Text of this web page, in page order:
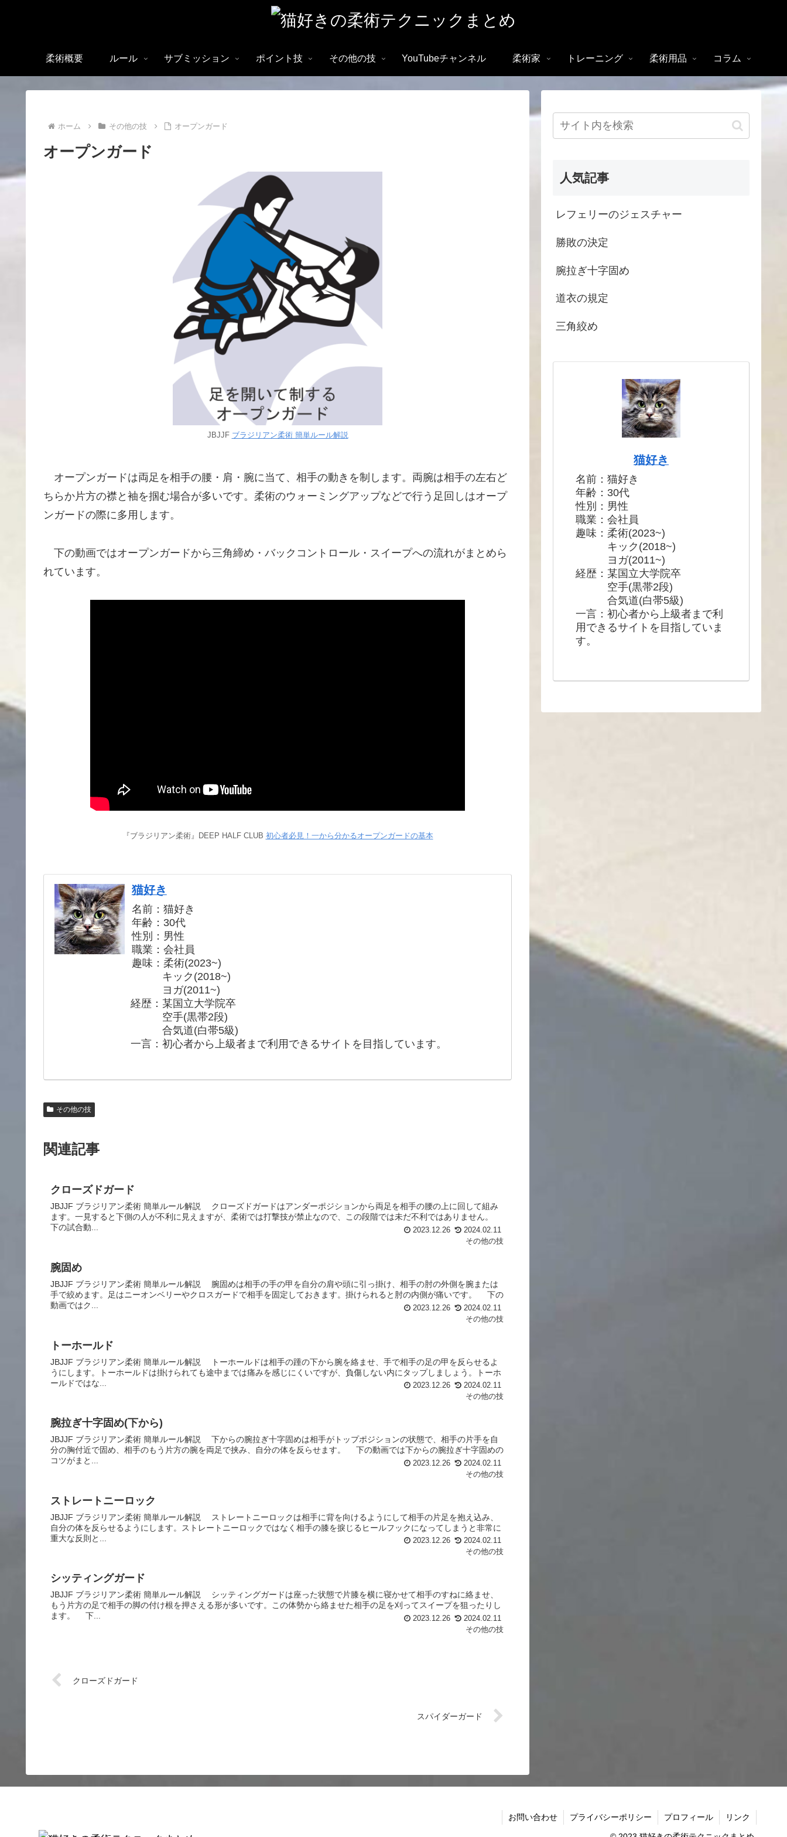
柔術概要 ルール サブミッション ポイント技 その他の技 YouTubeチャンネル 柔術家 トレーニング 柔術用品 コラム
ホーム その他の技 オープンガード
オープンガード
JBJJF ブラジリアン柔術 簡単ルール解説
オープンガードは両足を相手の腰・肩・腕に当て、相手の動きを制します。両腕は相手の左右ど
ちらか片方の襟と袖を掴む場合が多いです。柔術のウォーミングアップなどで行う足回しはオープ
ンガードの際に多用します。
下の動画ではオープンガードから三角締め・バックコントロール・スイープへの流れがまとめら
れています。
『ブラジリアン柔術』DEEP HALF CLUB 初心者必見！一から分かるオープンガードの基本
猫好き
名前：猫好き
年齢：30代
性別：男性
職業：会社員
趣味：柔術(2023~)
キック(2018~)
ヨガ(2011~)
経歴：某国立大学院卒
空手(黒帯2段)
合気道(白帯5級)
一言：初心者から上級者まで利用できるサイトを目指しています。
その他の技
関連記事
クローズドガード
JBJJF ブラジリアン柔術 簡単ルール解説 クローズドガードはアンダーポジションから両足を相手の腰の上に回して組み
ます。一見すると下側の人が不利に見えますが、柔術では打撃技が禁止なので、この段階では未だ不利ではありません。
下の試合動...
2023.12.26
2024.02.11
その他の技
腕固め
JBJJF ブラジリアン柔術 簡単ルール解説 腕固めは相手の手の甲を自分の肩や頭に引っ掛け、相手の肘の外側を腕または
手で絞めます。足はニーオンベリーやクロスガードで相手を固定しておきます。掛けられると肘の内側が痛いです。 下の
動画ではク...
2023.12.26
2024.02.11
その他の技
トーホールド
JBJJF ブラジリアン柔術 簡単ルール解説 トーホールドは相手の踵の下から腕を絡ませ、手で相手の足の甲を反らせるよ
うにします。トーホールドは掛けられても途中までは痛みを感じにくいですが、負傷しない内にタップしましょう。トーホ
ールドではな...
2023.12.26
2024.02.11
その他の技
腕拉ぎ十字固め(下から)
JBJJF ブラジリアン柔術 簡単ルール解説 下からの腕拉ぎ十字固めは相手がトップポジションの状態で、相手の片手を自
分の胸付近で固め、相手のもう片方の腕を両足で挟み、自分の体を反らせます。 下の動画では下からの腕拉ぎ十字固めの
コツがまと...
2023.12.26
2024.02.11
その他の技
ストレートニーロック
JBJJF ブラジリアン柔術 簡単ルール解説 ストレートニーロックは相手に背を向けるようにして相手の片足を抱え込み、
自分の体を反らせるようにします。ストレートニーロックではなく相手の膝を捩じるヒールフックになってしまうと非常に
重大な反則と...
2023.12.26
2024.02.11
その他の技
シッティングガード
JBJJF ブラジリアン柔術 簡単ルール解説 シッティングガードは座った状態で片膝を横に寝かせて相手のすねに絡ませ、
もう片方の足で相手の脚の付け根を押さえる形が多いです。この体勢から絡ませた相手の足を刈ってスイープを狙ったりし
ます。 下...
2023.12.26
2024.02.11
その他の技
クローズドガード
スパイダーガード
人気記事
レフェリーのジェスチャー
勝敗の決定
腕拉ぎ十字固め
道衣の規定
三角絞め
猫好き
名前：猫好き
年齢：30代
性別：男性
職業：会社員
趣味：柔術(2023~)
キック(2018~)
ヨガ(2011~)
経歴：某国立大学院卒
空手(黒帯2段)
合気道(白帯5級)
一言：初心者から上級者まで利
用できるサイトを目指していま
す。
お問い合わせ プライバシーポリシー プロフィール リンク